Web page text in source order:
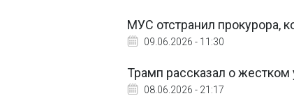
МУС отстранил прокурора,
09.06.2026 - 11:30
Трамп рассказал о
08.06.2026 - 21:17